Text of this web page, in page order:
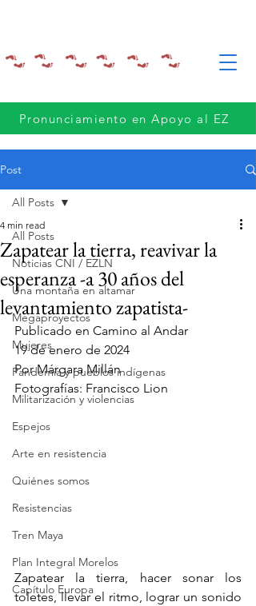
Pronunciamiento en Apoyo al EZ
Post
All Posts
Noticias CNI / EZLN
Una montaña en altamar
Megaproyectos
Mujeres
Pandemia y pueblos indígenas
Militarización y violencias
Espejos
Arte en resistencia
Quiénes somos
Resistencias
Tren Maya
Plan Integral Morelos
Capítulo Europa
All Posts
Zapatear la tierra, reavivar la
esperanza -a 30 años del
levantamiento zapatista-
4 min read
Publicado en Camino al Andar
19 de enero de 2024
Por Márgara Millán
Fotografías: Francisco Lion
Zapatear la tierra, hacer sonar los
toletes, llevar el ritmo, lograr un sonido